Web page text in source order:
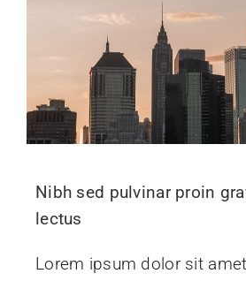
Nibh sed pulvinar proin
lectus
Lorem ipsum dolor sit